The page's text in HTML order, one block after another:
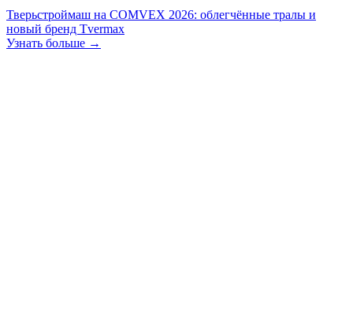
Тверьстроймаш на COMVEX 2026: облегчённые тралы и
новый бренд Tvermax
Узнать больше →